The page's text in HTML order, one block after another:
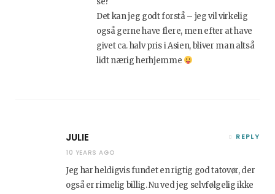
Det kan jeg godt forstå – jeg vil virkelig
også gerne have flere, men efter at have
givet ca. halv pris i Asien, bliver man altså
lidt nærig herhjemme
JULIE
10 YEARS AGO
REPLY
Jeg har heldigvis fundet en rigtig god tatovør, der
også er rimelig billig. Nu ved jeg selvfølgelig ikke